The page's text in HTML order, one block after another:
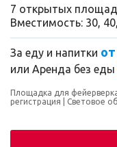
7 открытых
Вместимость: 30,
За еду и напитки
или Аренда без еды
Площадка для
регистрация
Световое